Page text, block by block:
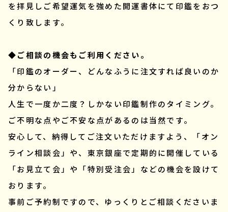
を拝見しご希望運気を強めた開運書体にて印鑑をおつ
くり致します。
◆ご相談の機会もご利用ください。
「印鑑のオーダー、どんなふうに注文すれば良いのか
分からない」
人生で一度か二度？しかない印鑑制作のタイミング。
ご不明な点やご不安な点があるのは当然です。
安心して、納得してご注文いただけますよう、「オン
ライン相談会」や、東京銀座で定期的に開催している
「お見立て会」や「特別受注会」などの機会を設けて
おります。
事前ご予約制ですので、ゆっくりとご相談くださいま